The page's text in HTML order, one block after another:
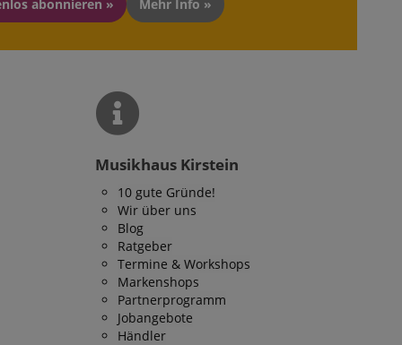
abonnieren » Mehr Info »
Musikhaus Kirstein
10 gute Gründe!
Wir über uns
Blog
Ratgeber
Termine & Workshops
Markenshops
Partnerprogramm
Jobangebote
Händler